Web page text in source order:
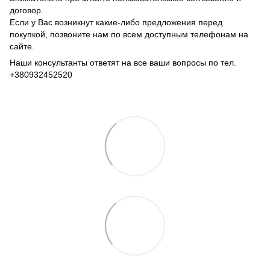
договор.
Если у Вас возникнут какие-либо предложения перед
покупкой, позвоните нам по всем доступным телефонам на
сайте.
Наши консультанты ответят на все ваши вопросы по тел.
+380932452520